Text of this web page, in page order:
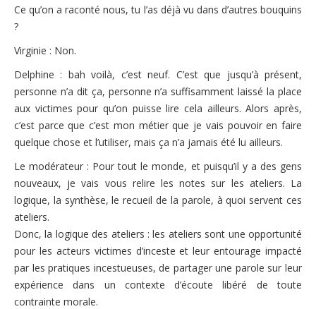
Ateliers Soraya de Moura
Ateliers 2009
S’informer
Rappel lois et prescription
Quelques sites internet
Ressources d’aide
Les organismes de défense et de protection de l’enfance
Témoignages
Vidéos – Films – Bibliographie
Evénements
Ce qu’on a raconté nous, tu l’as déjà vu dans d’autres bouquins
?
Virginie : Non.
Delphine : bah voilà, c’est neuf. C’est que jusqu’à présent,
personne n’a dit ça, personne n’a suffisamment laissé la place
aux victimes pour qu’on puisse lire cela ailleurs. Alors après,
c’est parce que c’est mon métier que je vais pouvoir en faire
quelque chose et l’utiliser, mais ça n’a jamais été lu ailleurs.
Le modérateur : Pour tout le monde, et puisqu’il y a des gens
nouveaux, je vais vous relire les notes sur les ateliers. La
logique, la synthèse, le recueil de la parole, à quoi servent ces
ateliers.
Donc, la logique des ateliers : les ateliers sont une opportunité
pour les acteurs victimes d’inceste et leur entourage impacté
par les pratiques incestueuses, de partager une parole sur leur
expérience dans un contexte d’écoute libéré de toute
contrainte morale.